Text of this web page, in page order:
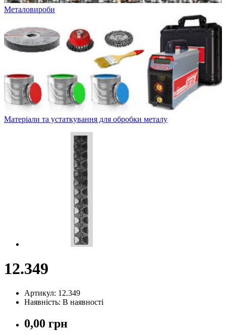
Металовироби
Матеріали та устаткування для обробки металу
12.349
Артикул: 12.349
Наявність: В наявності
0,00 грн